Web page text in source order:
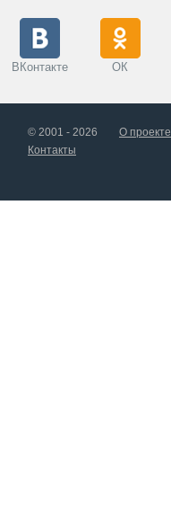
ВКонтакте ОК
© 2001 - 2026 О проекте
Контакты